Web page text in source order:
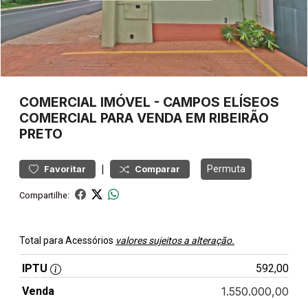
COMERCIAL IMÓVEL - CAMPOS ELÍSEOS
COMERCIAL PARA VENDA EM RIBEIRÃO
PRETO
Favoritar | Comparar Permuta
Compartilhe:
Total para Acessórios valores sujeitos a alteração.
IPTU
592,00
Venda
1.550.000,00